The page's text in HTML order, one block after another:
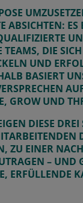
ABSICHTEN: ES
TEAMS, DIE
UND
BASIERT
GROW UND
DIESE
ZU EINER
– UND
ERFÜLLENDE